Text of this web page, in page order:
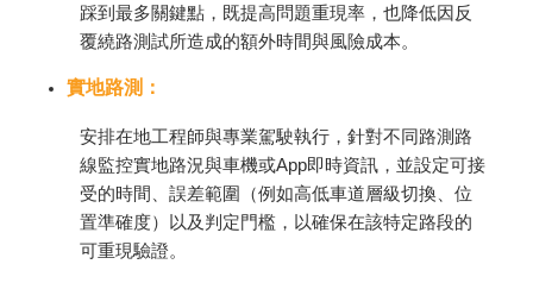
踩到最多關鍵點，既提高問題重現率，也降低因反
覆繞路測試所造成的額外時間與風險成本。
實地路測：
安排在地工程師與專業駕駛執行，針對不同路測路
線監控實地路況與車機或App即時資訊，並設定可接
受的時間、誤差範圍（例如高低車道層級切換、位
置準確度）以及判定門檻，以確保在該特定路段的
可重現驗證。